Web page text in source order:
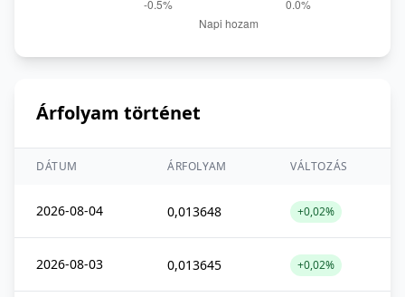
Árfolyam történet
DÁTUM ÁRFOLYAM VÁLTOZÁS
2026-08-04 0,013648 +0,02%
2026-08-03 0,013645 +0,02%